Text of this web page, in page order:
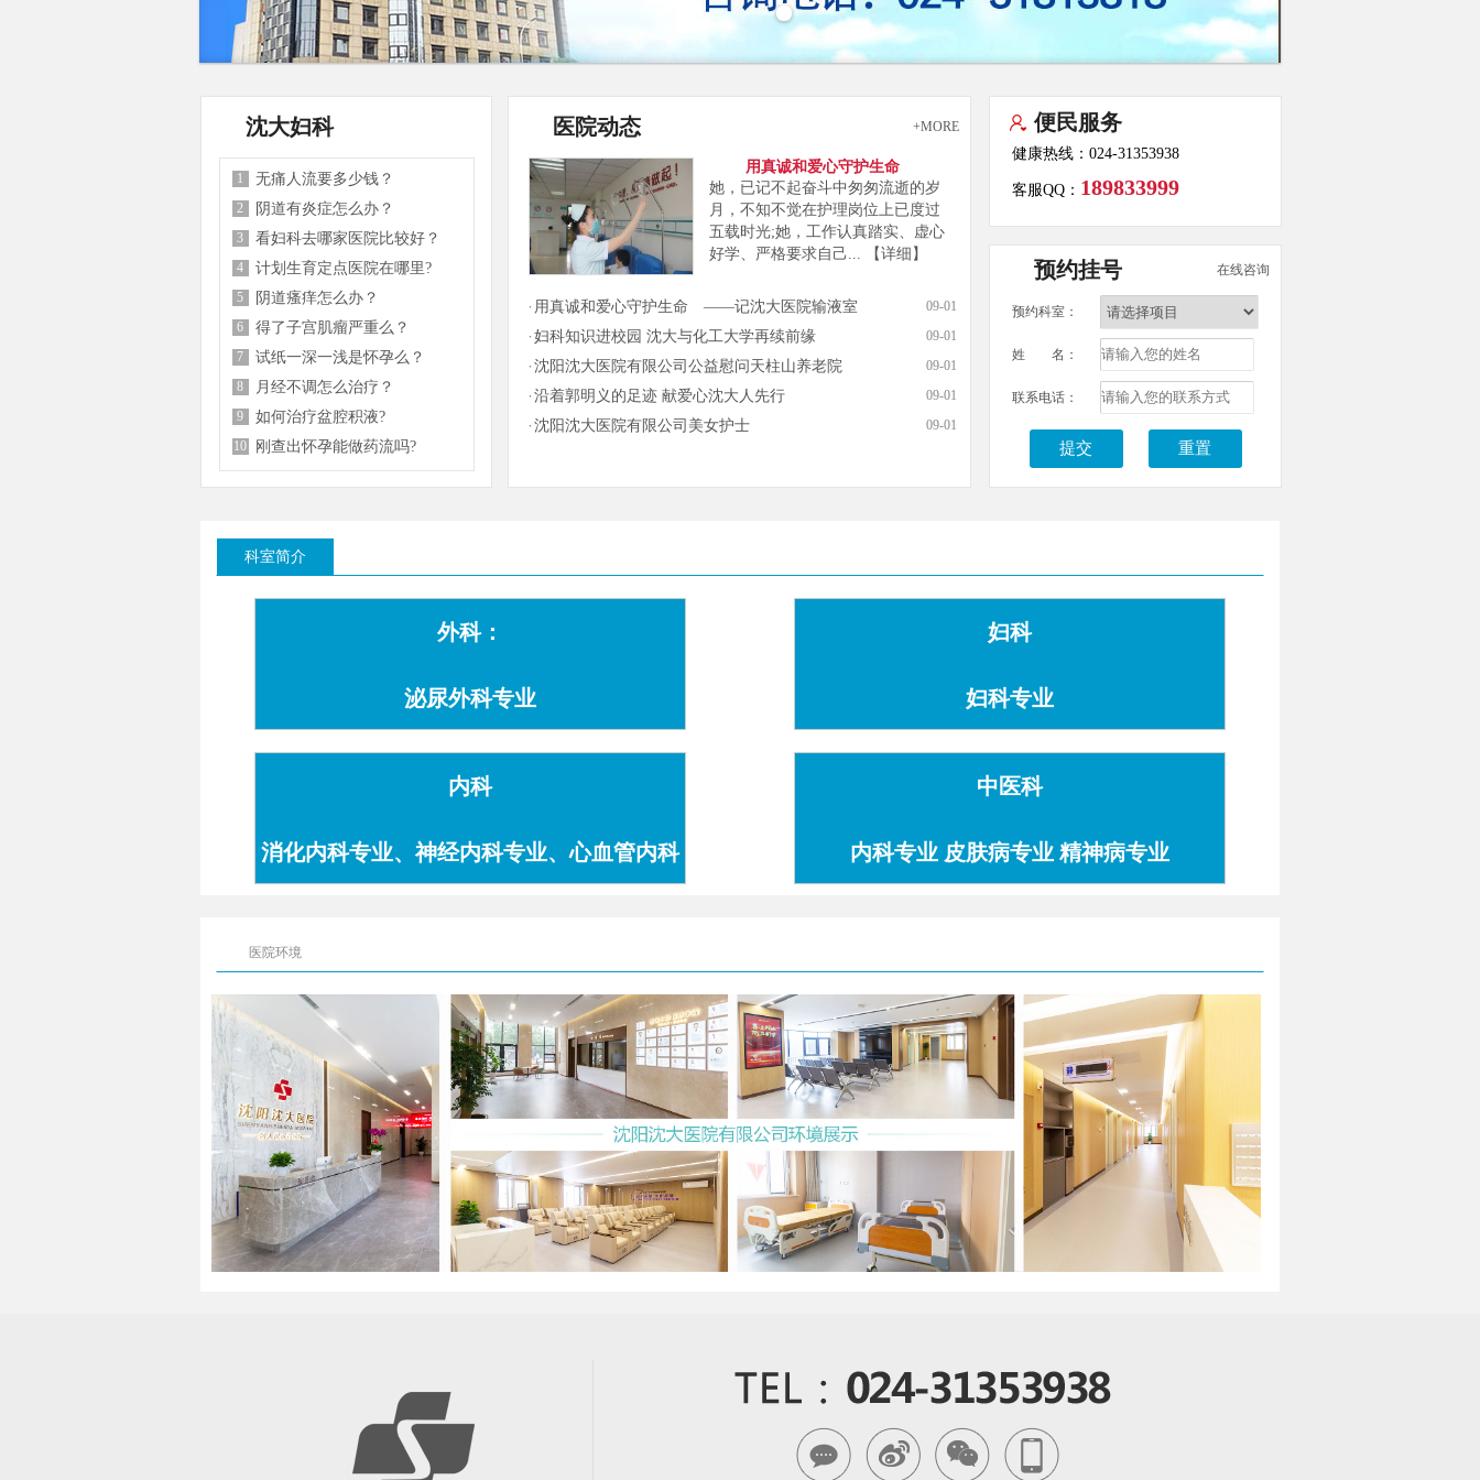
沈大妇科
1 无痛人流要多少钱？
2 阴道有炎症怎么办？
3 看妇科去哪家医院比较好？
4 计划生育定点医院在哪里?
5 阴道瘙痒怎么办？
6 得了子宫肌瘤严重么？
7 试纸一深一浅是怀孕么？
8 月经不调怎么治疗？
9 如何治疗盆腔积液?
10 刚查出怀孕能做药流吗?
医院动态 +MORE
用真诚和爱心守护生命
她，已记不起奋斗中匆匆流逝的岁
月，不知不觉在护理岗位上已度过
五载时光;她，工作认真踏实、虚心
好学、严格要求自己...
【详细】
用真诚和爱心守护生命 ——记沈大医院输液室 09-01
妇科知识进校园 沈大与化工大学再续前缘 09-01
沈阳沈大医院有限公司公益慰问天柱山养老院 09-01
沿着郭明义的足迹 献爱心沈大人先行 09-01
沈阳沈大医院有限公司美女护士 09-01
便民服务
健康热线：024-31353938
客服QQ： 189833999
预约挂号 在线咨询
预约科室：
姓 名：
联系电话：
科室简介
外科：
泌尿外科专业
妇科
妇科专业
内科
消化内科专业、神经内科专业、心血管内科
中医科
内科专业 皮肤病专业 精神病专业
医院环境